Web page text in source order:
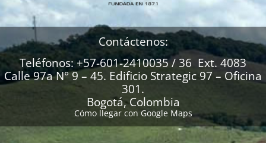
Contáctenos:
Teléfonos: +57-601-2410035 / 36 Ext. 4083
Calle 97a N° 9 – 45. Edificio Strategic 97 – Oficina
301.
Bogotá, Colombia
Cómo llegar con Google Maps